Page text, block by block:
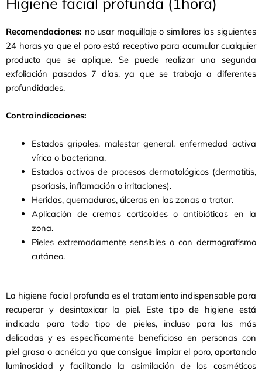
Recomendaciones: no usar maquillaje o similares las siguientes
24 horas ya que el poro está receptivo para acumular cualquier
producto que se aplique. Se puede realizar una segunda
exfoliación pasados 7 días, ya que se trabaja a diferentes
profundidades.
Contraindicaciones:
Estados gripales, malestar general, enfermedad activa
vírica o bacteriana.
Estados activos de procesos dermatológicos (dermatitis,
psoriasis, inflamación o irritaciones).
Heridas, quemaduras, úlceras en las zonas a tratar.
Aplicación de cremas corticoides o antibióticas en la
zona.
Pieles extremadamente sensibles o con dermografismo
cutáneo.
La higiene facial profunda es el tratamiento indispensable para
recuperar y desintoxicar la piel. Este tipo de higiene está
indicada para todo tipo de pieles, incluso para las más
delicadas y es específicamente beneficioso en personas con
piel grasa o acnéica ya que consigue limpiar el poro, aportando
luminosidad y facilitando la asimilación de los cosméticos